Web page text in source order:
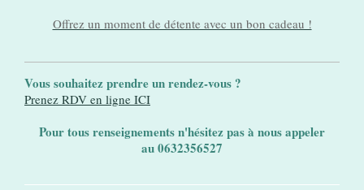
Offrez un moment de détente avec un bon cadeau !
Vous souhaitez prendre un rendez-vous ?
Prenez RDV en ligne ICI
Pour tous renseignements n'hésitez pas à nous appeler
au 0632356527